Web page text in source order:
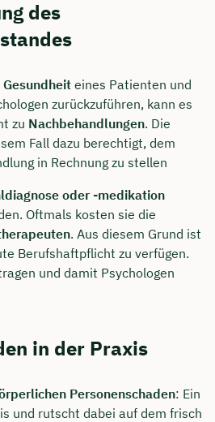
des
Gesundheit eines Patienten und
zurückzuführen, kann es
zu Nachbehandlungen. Die
Fall dazu berechtigt, dem
in Rechnung zu stellen
oder -medikation
Oftmals kosten sie die
. Aus diesem Grund ist
Berufshaftpflicht zu verfügen.
und damit Psychologen
in der Praxis
Personenschaden: Ein
und rutscht dabei auf dem frisch